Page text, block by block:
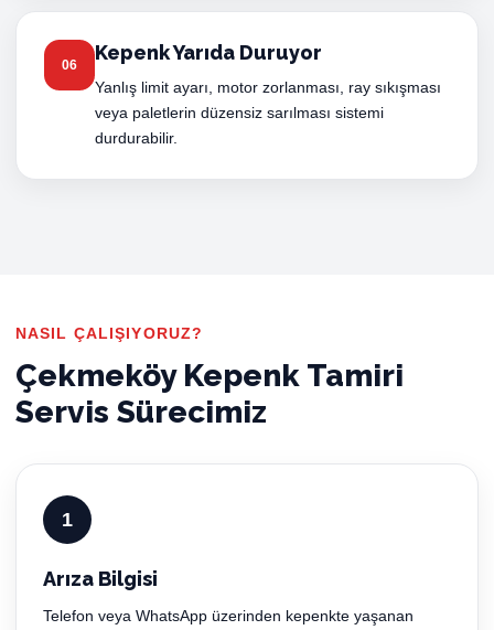
06
Kepenk Yarıda Duruyor
Yanlış limit ayarı, motor zorlanması, ray sıkışması
veya paletlerin düzensiz sarılması sistemi
durdurabilir.
NASIL ÇALIŞIYORUZ?
Çekmeköy Kepenk Tamiri
Servis Sürecimiz
1
Arıza Bilgisi
Telefon veya WhatsApp üzerinden kepenkte yaşanan